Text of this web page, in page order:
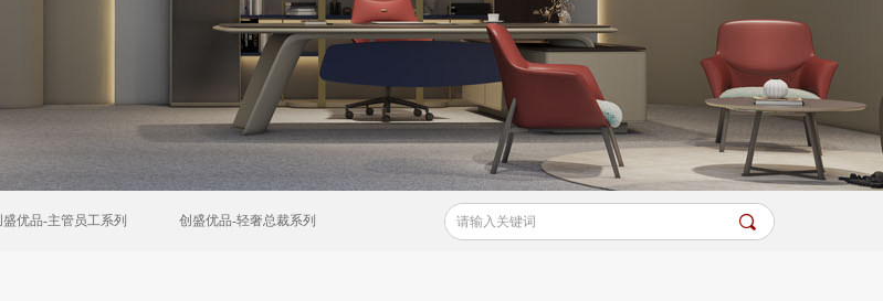
盛优品-主管员工系列 创盛优品-轻奢总裁系列 끠